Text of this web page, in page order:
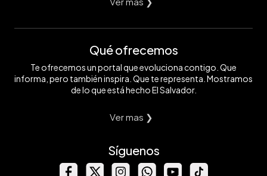
Qué ofrecemos
Te ofrecemos un portal que evoluciona contigo. Que
informa, pero también inspira. Que te representa. Mostramos
de lo que está hecho El Salvador.
Ver mas ❯
Síguenos